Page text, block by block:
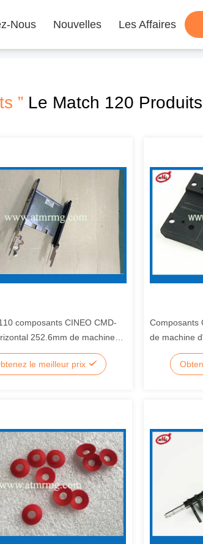
Nous Nouvelles Les Affaires
”Le Match 120 Produits
composants CINEO CMD-
252.6mm de machine
01750160110
le meilleur prix
Composants
de machine
BOU Holder